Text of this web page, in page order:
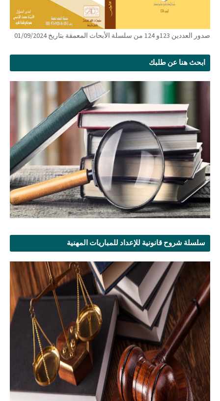
صدور العددين 123و 124 من سلسلة الأبحاث المعمقة بتاريخ 01/09/2024
ابحث هنا عن طلبك
سلسلة شروح قانونية للإعداد للمباريات المهنية